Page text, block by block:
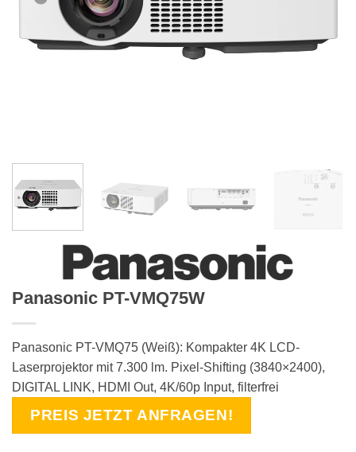
Panasonic PT-VMQ75W
Panasonic PT-VMQ75 (Weiß): Kompakter 4K LCD-
Laserprojektor mit 7.300 lm. Pixel-Shifting (3840×2400),
DIGITAL LINK, HDMI Out, 4K/60p Input, filterfrei
PREIS JETZT ANFRAGEN!